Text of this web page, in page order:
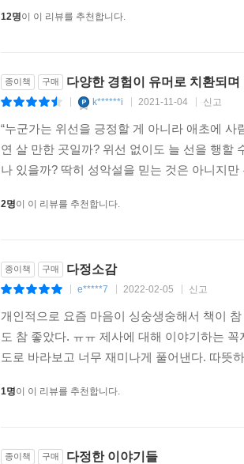
12명이 이 리뷰를 추천합니다.
종이책 구매 다양한 경험이 유머로 치환되
k******i 2021-11-04 신고
“누군가는 위선을 긍정할 게 아니라 애초에
연 살 만한 곳일까? 위선 없이도 늘 선을 행할
나 있을까? 딱히 성악설을 믿는 것은 아니지
2명이 이 리뷰를 추천합니다.
종이책 구매 다정소감
e*****7 2022-02-05 신고
개인적으로 요즘 마음이 싱숭생숭해서 책이
도 참 좋았다. ㅠㅠ 제사에 대해 이야기하는
도로 바라보고 너무 재미나게 풀어낸다. 따뜻
1명이 이 리뷰를 추천합니다.
종이책 구매 다정한 이야기들